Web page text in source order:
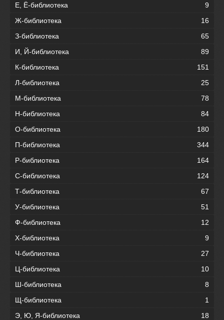
Е, Ё-библиотека
9
Ж-библиотека
16
З-библиотека
65
И, Й-библиотека
89
К-библиотека
151
Л-библиотека
25
М-библиотека
78
Н-библиотека
84
О-библиотека
180
П-библиотека
344
Р-библиотека
164
С-библиотека
124
Т-библиотека
67
У-библиотека
51
Ф-библиотека
12
Х-библиотека
9
Ч-библиотека
27
Ц-библиотека
10
Ш-библиотека
8
Щ-библиотека
1
Э, Ю, Я-библиотека
18